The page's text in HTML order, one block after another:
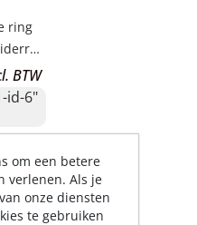
ring
BTW
id-6"
om een betere
verlenen. Als je
onze diensten
te gebruiken